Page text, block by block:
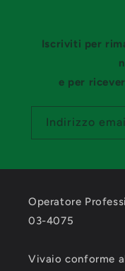
Iscriviti per
e per
Indirizzo
Operatore
03-4075
Vivaio conforme